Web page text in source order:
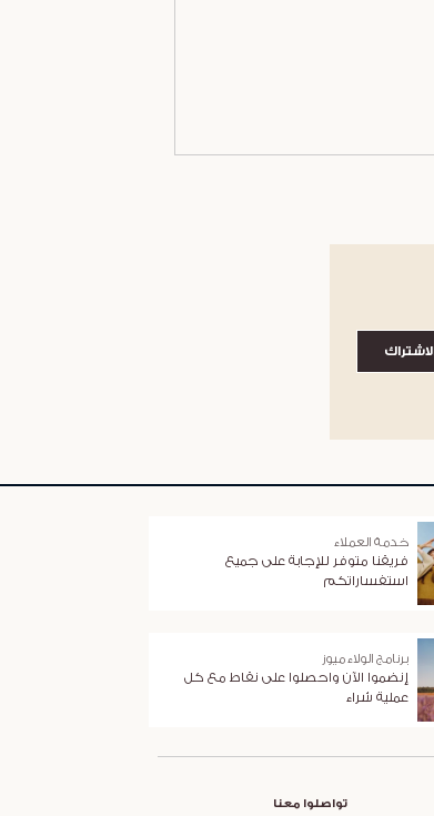
الاشتراك
خدمة العملاء
فريقنا متوفر للإجابة على جميع
استفساراتكم
برنامج الولاء ميوز
إنضموا الآن واحصلوا على نقاط مع كل
عملية شراء
تواصلوا معنا